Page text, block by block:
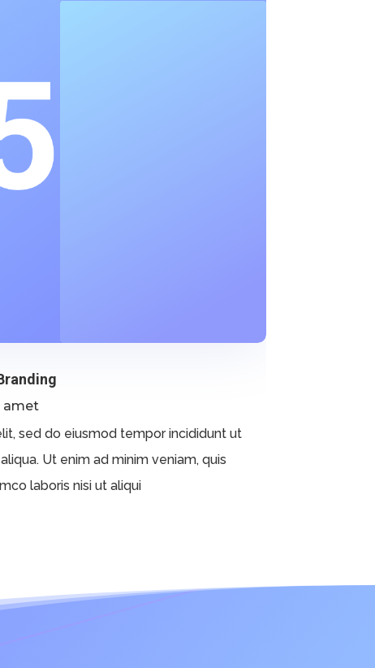
amet
sed do eiusmod tempor incididunt ut
Ut enim ad minim veniam, quis
laboris nisi ut aliqui